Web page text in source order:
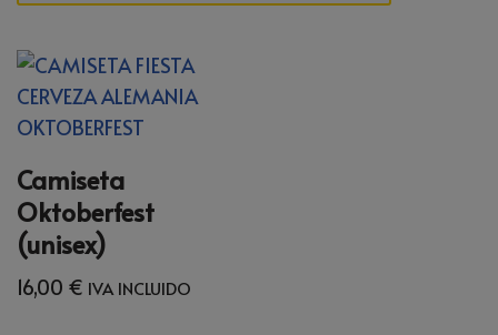
Camiseta
Oktoberfest
(unisex)
16,00 € IVA INCLUIDO